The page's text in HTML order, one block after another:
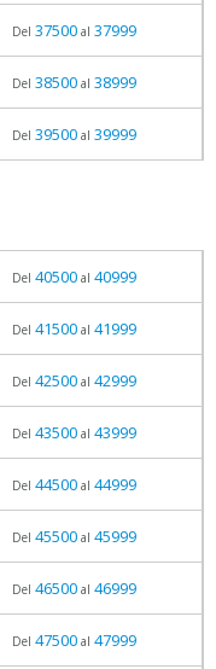
Del 37500al 37999
Del 38500al 38999
Del 39500al 39999
Del 40500al 40999
Del 41500al 41999
Del 42500al 42999
Del 43500al 43999
Del 44500al 44999
Del 45500al 45999
Del 46500al 46999
Del 47500al 47999